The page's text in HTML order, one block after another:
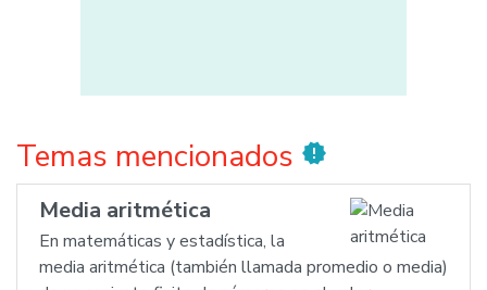
Temas mencionados new_releases
Media aritmética
En matemáticas y estadística, la
media aritmética (también llamada promedio o media)